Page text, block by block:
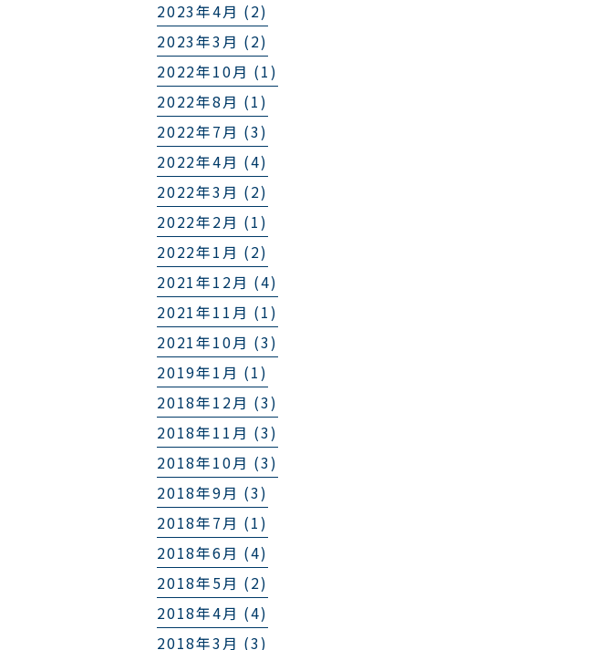
2023年4月 (2)
2023年3月 (2)
2022年10月 (1)
2022年8月 (1)
2022年7月 (3)
2022年4月 (4)
2022年3月 (2)
2022年2月 (1)
2022年1月 (2)
2021年12月 (4)
2021年11月 (1)
2021年10月 (3)
2019年1月 (1)
2018年12月 (3)
2018年11月 (3)
2018年10月 (3)
2018年9月 (3)
2018年7月 (1)
2018年6月 (4)
2018年5月 (2)
2018年4月 (4)
2018年3月 (3)